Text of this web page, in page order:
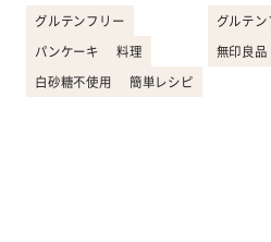
グルテンフリー
パンケーキ 料理
白砂糖不使用 簡単レシピ
グルテン
無印良品